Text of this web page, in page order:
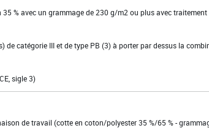
% avec un grammage de 230 g/m2 ou plus avec traitement
de catégorie III et de type PB (3) à porter par dessus la
sigle 3)
de travail (cotte en coton/polyester 35 %/65 % -